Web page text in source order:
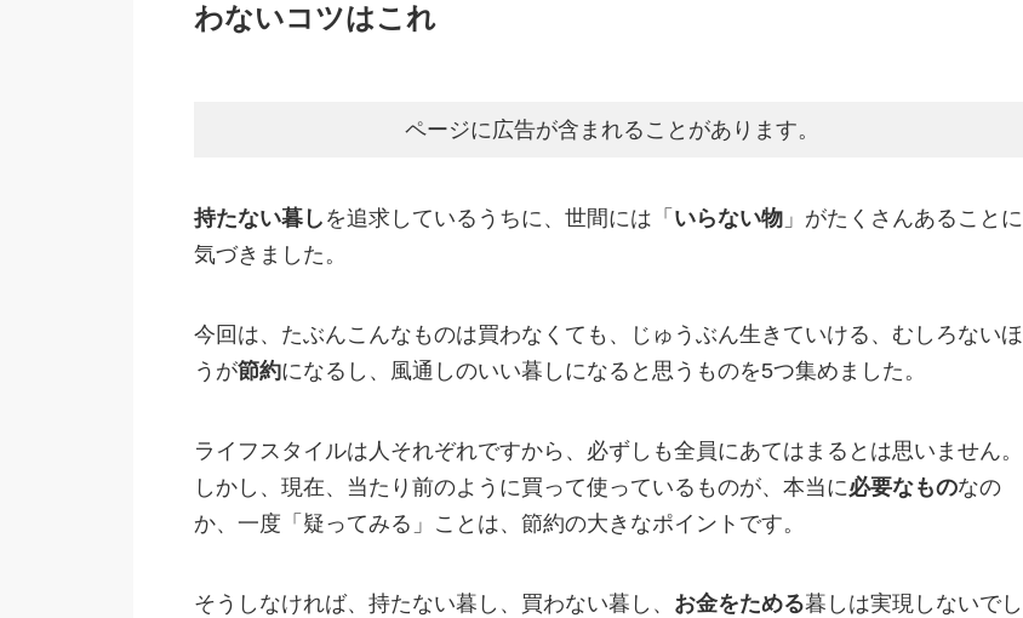
わないコツはこれ
ページに広告が含まれることがあります。
持たない暮し を追求しているうちに、世間には「 いらない物」がたくさんあることに
気づきました。
今回は、たぶんこんなものは買わなくても、じゅうぶん生きていける、むしろないほ
うが節約になるし、風通しのいい暮しになると思うものを5つ集めました。
ライフスタイルは人それぞれですから、必ずしも全員にあてはまるとは思いません。
しかし、現在、当たり前のように買って使っているものが、本当に必要なものなの
か、一度「疑ってみる」ことは、節約の大きなポイントです。
そうしなければ、持たない暮し、買わない暮し、 お金をためる暮しは実現しないでし